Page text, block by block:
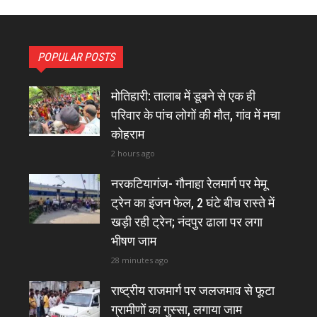
POPULAR POSTS
मोतिहारी: तालाब में डूबने से एक ही
परिवार के पांच लोगों की मौत, गांव में मचा
कोहराम
2 hours ago
नरकटियागंज- गौनाहा रेलमार्ग पर मेमू
ट्रेन का इंजन फेल, 2 घंटे बीच रास्ते में
खड़ी रही ट्रेन; नंदपुर ढाला पर लगा
भीषण जाम
28 minutes ago
राष्ट्रीय राजमार्ग पर जलजमाव से फूटा
ग्रामीणों का गुस्सा, लगाया जाम